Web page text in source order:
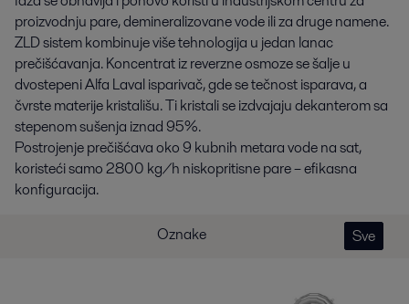
proizvodnju pare, demineralizovane vode ili za druge namene.
ZLD sistem kombinuje više tehnologija u jedan lanac
prečišćavanja. Koncentrat iz reverzne osmoze se šalje u
dvostepeni Alfa Laval isparivač, gde se tečnost isparava, a
čvrste materije kristališu. Ti kristali se izdvajaju dekanterom sa
stepenom sušenja iznad 95%.
Postrojenje prečišćava oko 9 kubnih metara vode na sat,
koristeći samo 2800 kg/h niskopritisne pare – efikasna
konfiguracija.
Oznake Sve